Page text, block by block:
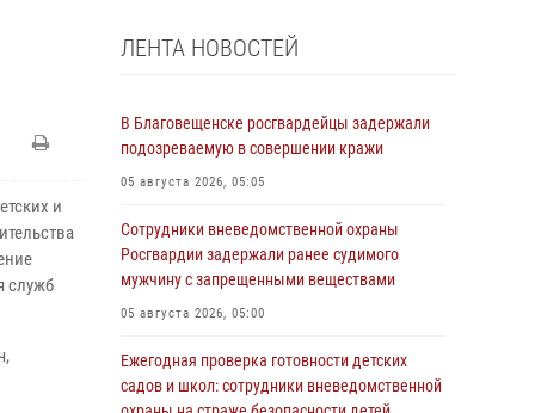
и
служб
ЛЕНТА НОВОСТЕЙ
В Благовещенске росгвардейцы задержали
подозреваемую в совершении кражи
05 августа 2026, 05:05
Сотрудники вневедомственной охраны
Росгвардии задержали ранее судимого
мужчину с запрещенными веществами
05 августа 2026, 05:00
Ежегодная проверка готовности детских
садов и школ: сотрудники вневедомственной